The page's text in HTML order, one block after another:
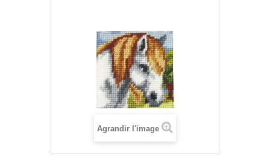
Agrandir l'image